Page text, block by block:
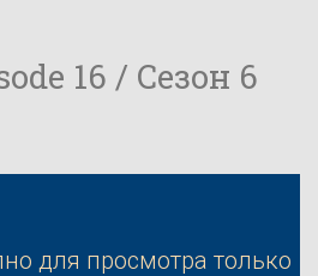
16 / Сезон 6
для просмотра только